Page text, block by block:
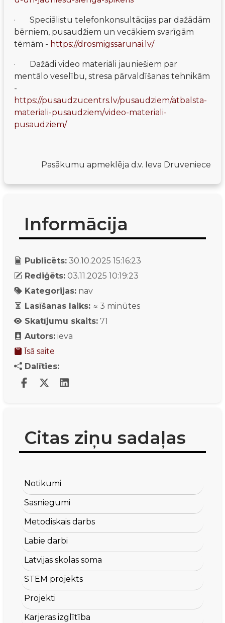
·       Speciālistu telefonkonsultācijas par dažādām
bērniem, pusaudžiem un vecākiem svarīgām
tēmām - https://drosmigssarunai.lv/
·       Dažādi video materiāli jauniešiem par
mentālo veselību, stresa pārvaldīšanas tehnikām
https://pusaudzucentrs.lv/pusaudziem/atbalsta-
materiali-pusaudziem/video-materiali-
pusaudziem/
Pasākumu apmeklēja d.v. Ieva Druveniece
Informācija
Publicēts: 30.10.2025 15:16:23
Rediģēts: 03.11.2025 10:19:23
Kategorijas: nav
Lasīšanas laiks: ≈ 3 minūtes
Skatījumu skaits: 71
Autors: ieva
Īsā saite
Dalīties:
Citas ziņu sadaļas
Notikumi
Sasniegumi
Metodiskais darbs
Labie darbi
Latvijas skolas soma
STEM projekts
Projekti
Karjeras izglītība